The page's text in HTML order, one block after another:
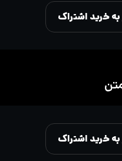
به خرید اشتراک
به خرید اشتراک